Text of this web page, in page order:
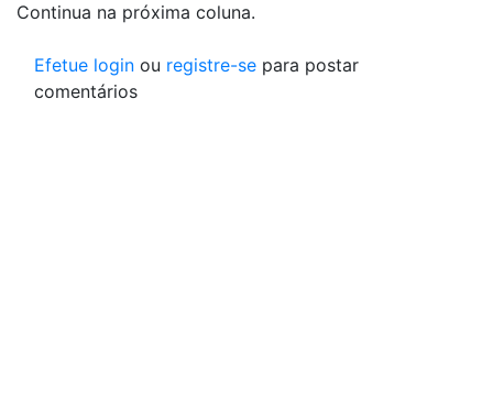
Continua na próxima coluna.
Efetue login ou registre-se para postar
comentários